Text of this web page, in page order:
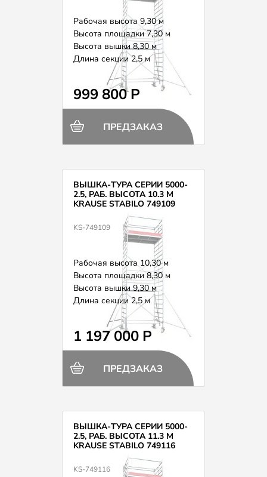
Рабочая высота 9,30 м
Высота площадки 7,30 м
Высота вышки 8,30 м
Длина секции 2,5 м
Вес 284,0 кг
999 800 Р
ПРЕДЗАКАЗ
ВЫШКА-ТУРА СЕРИИ 5000-
2.5, РАБ. ВЫСОТА 10.3 М
KRAUSE STABILO 749109
KS-749109
Рабочая высота 10,30 м
Высота площадки 8,30 м
Высота вышки 9,30 м
Длина секции 2,5 м
Вес 302,0 кг
1 197 000 Р
ПРЕДЗАКАЗ
ВЫШКА-ТУРА СЕРИИ 5000-
2.5, РАБ. ВЫСОТА 11.3 М
KRAUSE STABILO 749116
KS-749116